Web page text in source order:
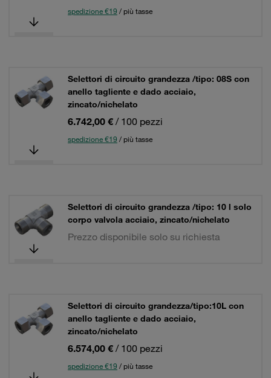
spedizione €19 / più tasse
Selettori di circuito grandezza /tipo: 08S con
anello tagliente e dado acciaio,
zincato/nichelato
6.742,00 € / 100 pezzi
spedizione €19 / più tasse
Selettori di circuito grandezza /tipo: 10 l solo
corpo valvola acciaio, zincato/nichelato
Prezzo disponibile solo su richiesta
Selettori di circuito grandezza/tipo:10L con
anello tagliente e dado acciaio,
zincato/nichelato
6.574,00 € / 100 pezzi
spedizione €19 / più tasse